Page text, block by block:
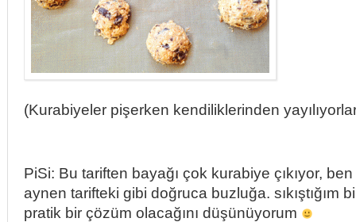
(Kurabiyeler pişerken kendiliklerinden
PiSi: Bu tariften bayağı çok kurabiye çıkıyor, ben
aynen tarifteki gibi doğruca buzluğa. sıkıştığım
pratik bir çözüm olacağını düşünüyorum